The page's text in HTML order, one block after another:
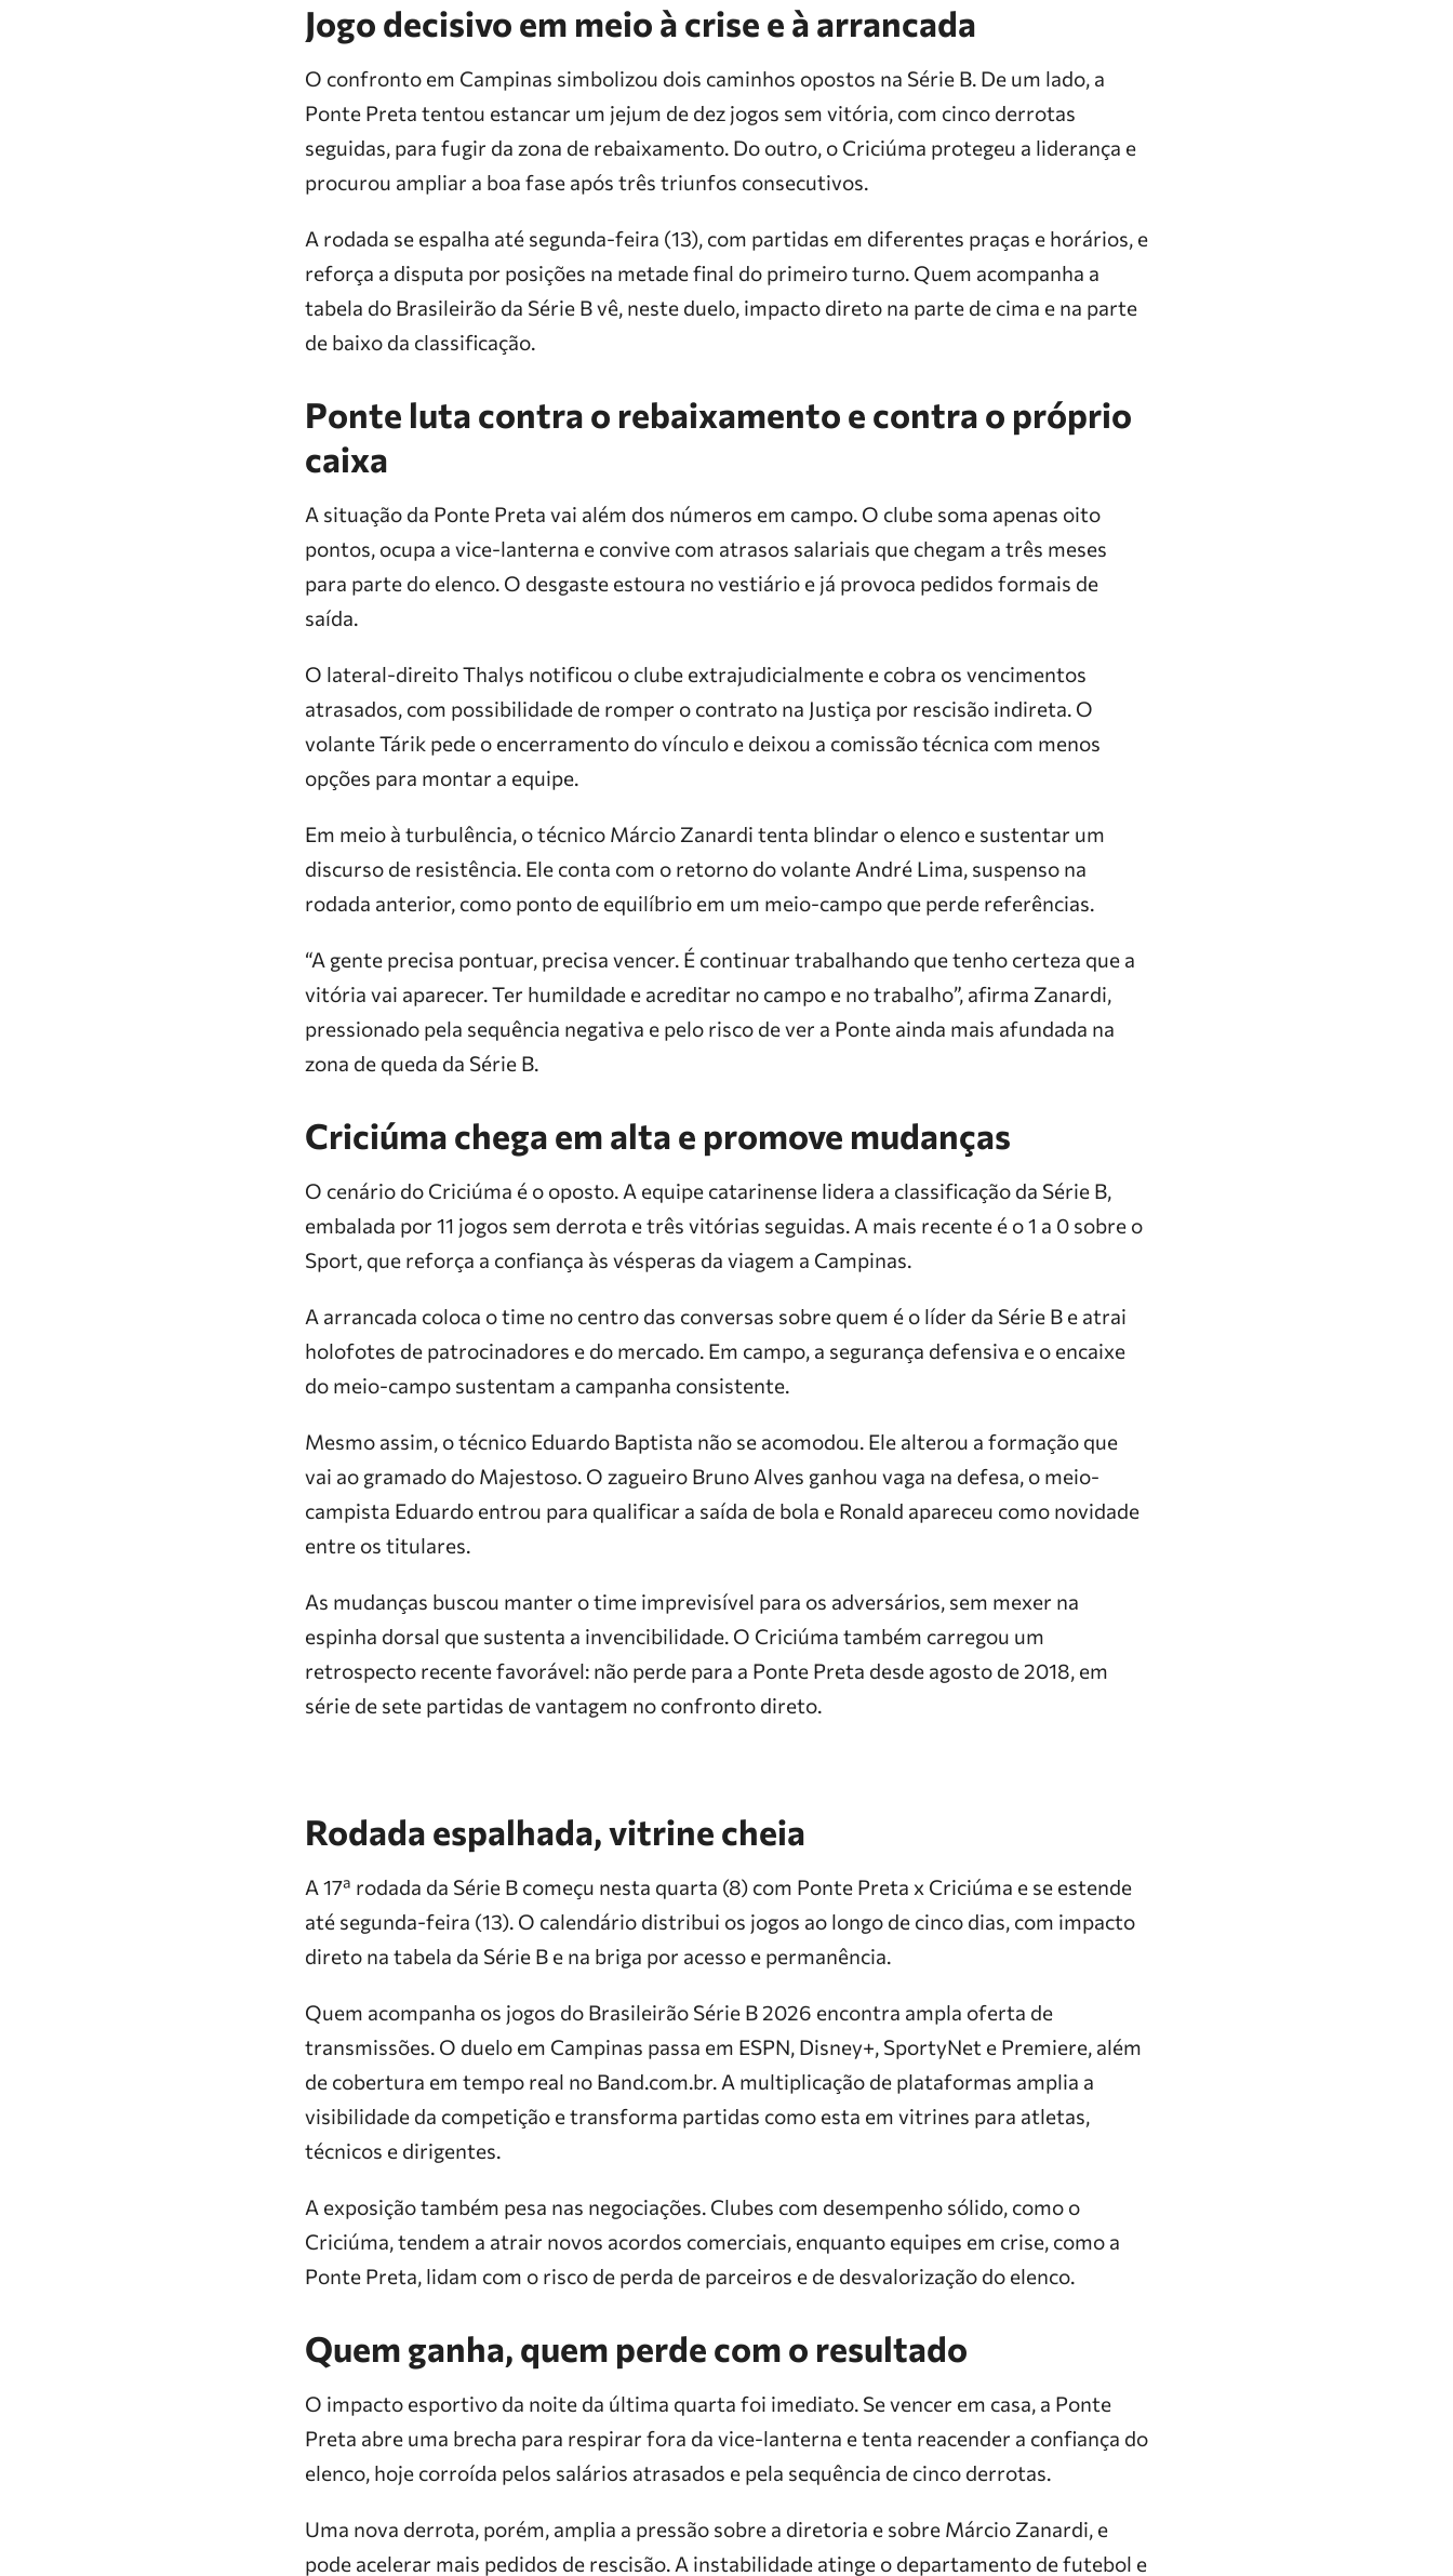
Jogo decisivo em meio à crise e à arrancada
O confronto em Campinas simbolizou dois caminhos opostos na Série B. De um lado, a
Ponte Preta tentou estancar um jejum de dez jogos sem vitória, com cinco derrotas
seguidas, para fugir da zona de rebaixamento. Do outro, o Criciúma protegeu a liderança e
procurou ampliar a boa fase após três triunfos consecutivos.
A rodada se espalha até segunda-feira (13), com partidas em diferentes praças e horários, e
reforça a disputa por posições na metade final do primeiro turno. Quem acompanha a
tabela do Brasileirão da Série B vê, neste duelo, impacto direto na parte de cima e na parte
de baixo da classificação.
Ponte luta contra o rebaixamento e contra o próprio
caixa
A situação da Ponte Preta vai além dos números em campo. O clube soma apenas oito
pontos, ocupa a vice-lanterna e convive com atrasos salariais que chegam a três meses
para parte do elenco. O desgaste estoura no vestiário e já provoca pedidos formais de
saída.
O lateral-direito Thalys notificou o clube extrajudicialmente e cobra os vencimentos
atrasados, com possibilidade de romper o contrato na Justiça por rescisão indireta. O
volante Tárik pede o encerramento do vínculo e deixou a comissão técnica com menos
opções para montar a equipe.
Em meio à turbulência, o técnico Márcio Zanardi tenta blindar o elenco e sustentar um
discurso de resistência. Ele conta com o retorno do volante André Lima, suspenso na
rodada anterior, como ponto de equilíbrio em um meio-campo que perde referências.
“A gente precisa pontuar, precisa vencer. É continuar trabalhando que tenho certeza que a
vitória vai aparecer. Ter humildade e acreditar no campo e no trabalho”, afirma Zanardi,
pressionado pela sequência negativa e pelo risco de ver a Ponte ainda mais afundada na
zona de queda da Série B.
Criciúma chega em alta e promove mudanças
O cenário do Criciúma é o oposto. A equipe catarinense lidera a classificação da Série B,
embalada por 11 jogos sem derrota e três vitórias seguidas. A mais recente é o 1 a 0 sobre o
Sport, que reforça a confiança às vésperas da viagem a Campinas.
A arrancada coloca o time no centro das conversas sobre quem é o líder da Série B e atrai
holofotes de patrocinadores e do mercado. Em campo, a segurança defensiva e o encaixe
do meio-campo sustentam a campanha consistente.
Mesmo assim, o técnico Eduardo Baptista não se acomodou. Ele alterou a formação que
vai ao gramado do Majestoso. O zagueiro Bruno Alves ganhou vaga na defesa, o meio-
campista Eduardo entrou para qualificar a saída de bola e Ronald apareceu como novidade
entre os titulares.
As mudanças buscou manter o time imprevisível para os adversários, sem mexer na
espinha dorsal que sustenta a invencibilidade. O Criciúma também carregou um
retrospecto recente favorável: não perde para a Ponte Preta desde agosto de 2018, em
série de sete partidas de vantagem no confronto direto.
Rodada espalhada, vitrine cheia
A 17ª rodada da Série B começu nesta quarta (8) com Ponte Preta x Criciúma e se estende
até segunda-feira (13). O calendário distribui os jogos ao longo de cinco dias, com impacto
direto na tabela da Série B e na briga por acesso e permanência.
Quem acompanha os jogos do Brasileirão Série B 2026 encontra ampla oferta de
transmissões. O duelo em Campinas passa em ESPN, Disney+, SportyNet e Premiere, além
de cobertura em tempo real no Band.com.br. A multiplicação de plataformas amplia a
visibilidade da competição e transforma partidas como esta em vitrines para atletas,
técnicos e dirigentes.
A exposição também pesa nas negociações. Clubes com desempenho sólido, como o
Criciúma, tendem a atrair novos acordos comerciais, enquanto equipes em crise, como a
Ponte Preta, lidam com o risco de perda de parceiros e de desvalorização do elenco.
Quem ganha, quem perde com o resultado
O impacto esportivo da noite da última quarta foi imediato. Se vencer em casa, a Ponte
Preta abre uma brecha para respirar fora da vice-lanterna e tenta reacender a confiança do
elenco, hoje corroída pelos salários atrasados e pela sequência de cinco derrotas.
Uma nova derrota, porém, amplia a pressão sobre a diretoria e sobre Márcio Zanardi, e
pode acelerar mais pedidos de rescisão. A instabilidade atinge o departamento de futebol e